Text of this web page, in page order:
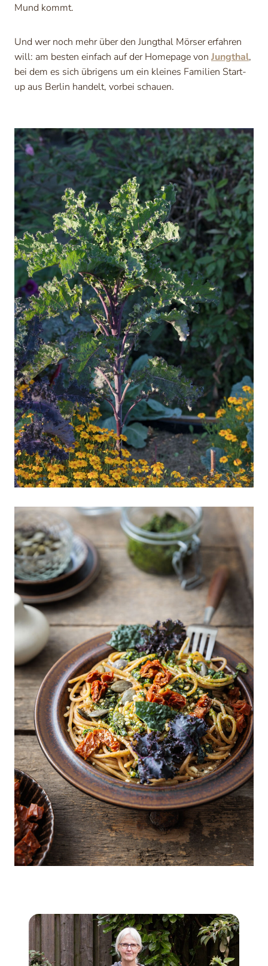
Mund kommt.
Und wer noch mehr über den Jungthal Mörser erfahren
will: am besten einfach auf der Homepage von Jungthal,
bei dem es sich übrigens um ein kleines Familien Start-
up aus Berlin handelt, vorbei schauen.